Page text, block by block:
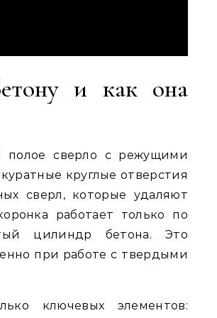
и как она
полое сверло с режущими
круглые отверстия
сверл, которые удаляют
работает только по
цилиндр бетона. Это
при работе с твердыми
ключевых элементов: